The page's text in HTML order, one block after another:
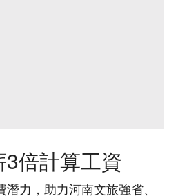
倍計算工資
力，助力河南文旅強省、